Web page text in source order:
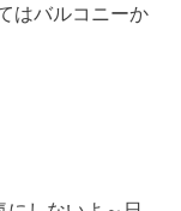
はバルコニーか